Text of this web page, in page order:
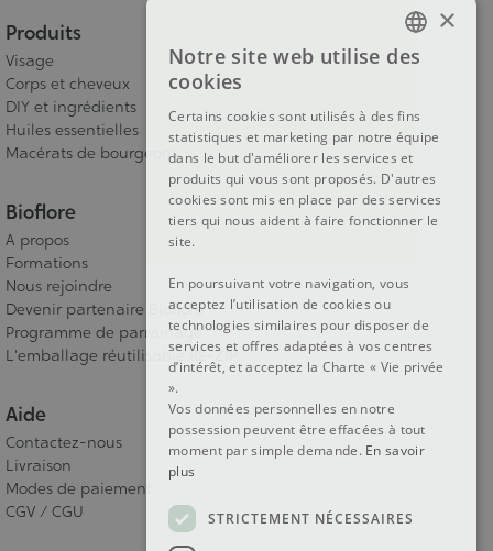
Produits
Visage
Corps et cheveux
DIY et ingrédients
Huiles essentielles
Macérats de bourgeons
Bioflore
A propos
Formations
Nous rejoindre
Devenir partenaire Bioflore
Programme de parrainage
L'emballage réutilisable RE-ZIP
Aide
Contactez-nous
Livraison
Modes de paiement
CGV / CGU
FRENCH
ENGLISH
×
Notre site web utilise des
cookies
Certains cookies sont utilisés à des fins
statistiques et marketing par notre équipe
dans le but d'améliorer les services et
produits qui vous sont proposés. D'autres
cookies sont mis en place par des services
tiers qui nous aident à faire fonctionner le
site.
En poursuivant votre navigation, vous
acceptez l’utilisation de cookies ou
technologies similaires pour disposer de
services et offres adaptées à vos centres
d’intérêt, et acceptez la Charte « Vie privée
».
Vos données personnelles en notre
possession peuvent être effacées à tout
moment par simple demande. En savoir
plus
STRICTEMENT NÉCESSAIRES